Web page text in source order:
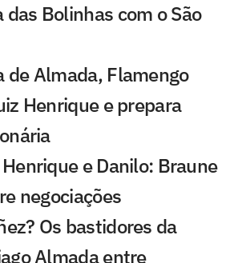
das Bolinhas com o São
de Almada, Flamengo
Henrique e prepara
e Danilo: Braune
negociações
Os bastidores da
Almada entre